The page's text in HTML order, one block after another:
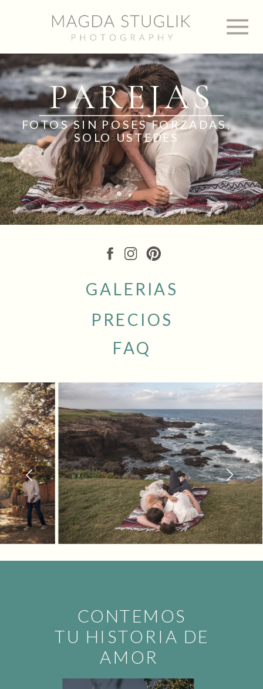
PAREJAS
FOTOS SIN POSES FORZADAS,
SOLO USTEDES
GALERIAS
PRECIOS
FAQ
CONTEMOS
TU HISTORIA DE
AMOR